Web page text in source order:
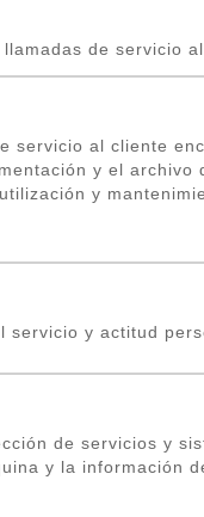
de servicio
servicio al cliente
y el
y
servicio y actitud
de servicios y
y la información